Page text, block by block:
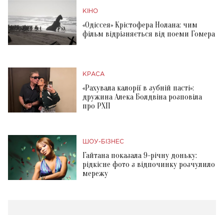
КІНО
«Одіссея» Крістофера Нолана: чим
фільм відрізняється від поеми Гомера
КРАСА
«Рахувала калорії в зубній пасті»:
дружина Алека Болдвіна розповіла
про РХП
ШОУ-БІЗНЕС
Гайтана показала 9-річну доньку:
рідкісне фото з відпочинку розчулило
мережу